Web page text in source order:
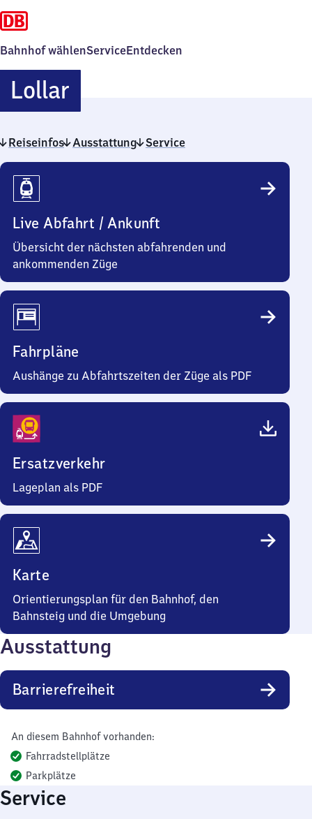
Bahnhof wählenServiceEntdecken
LollarLollar
Reiseinfos Ausstattung Service
Reiseinfos
Live Abfahrt / Ankunft
Übersicht der nächsten abfahrenden und
ankommenden Züge
Fahrpläne
Aushänge zu Abfahrtszeiten der Züge als PDF
Ersatzverkehr
Lageplan als PDF
Karte
Orientierungsplan für den Bahnhof, den
Bahnsteig und die Umgebung
Ausstattung
Barrierefreiheit
An diesem Bahnhof vorhanden:
Fahrradstellplätze
Parkplätze
Service